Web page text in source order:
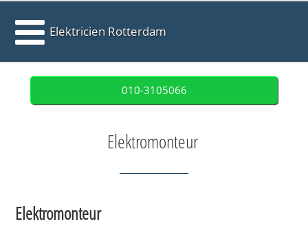
Elektricien Rotterdam
010-3105066
Elektromonteur
Elektromonteur